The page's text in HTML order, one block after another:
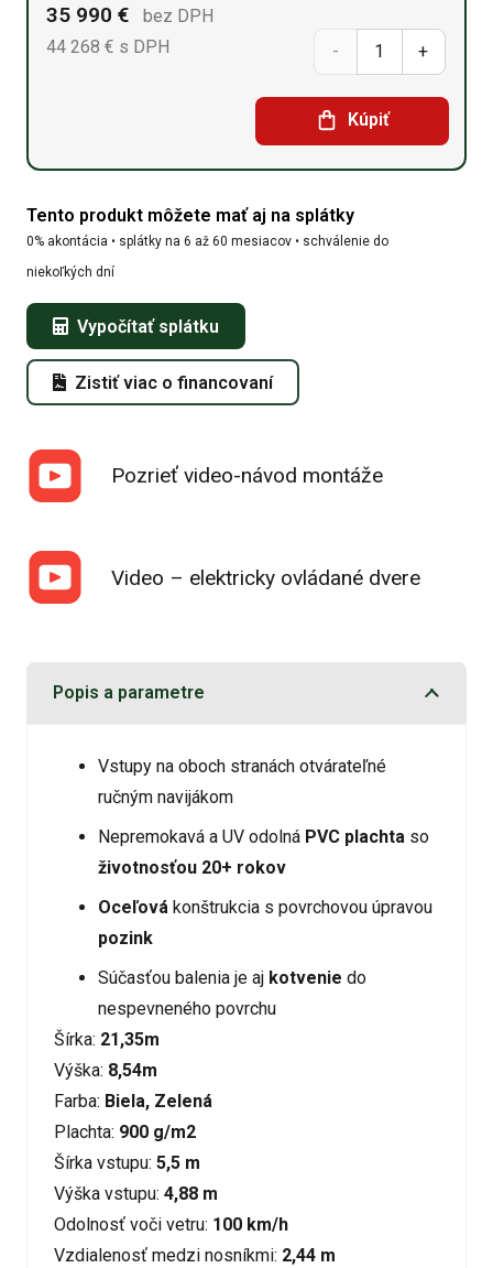
množstvo
Sedlová
hala
x
Kúpiť
35 990 €
bez DPH
44 268 € s DPH
Tento produkt môžete mať aj na splátky
0% akontácia • splátky na 6 až 60 mesiacov • schválenie do
niekoľkých dní
Vypočítať splátku
Zistiť viac o financovaní
Pozrieť video-návod montáže
Video – elektricky ovládané dvere
Popis a parametre
Vstupy na oboch stranách otvárateľné
ručným navijákom
Nepremokavá a UV odolná PVC plachta so
životnosťou 20+ rokov
Oceľová konštrukcia s povrchovou úpravou
pozink
Súčasťou balenia je aj kotvenie do
nespevneného povrchu
Šírka: 21,35m
Výška: 8,54m
Farba: Biela, Zelená
Plachta: 900 g/m2
Šírka vstupu: 5,5 m
Výška vstupu: 4,88 m
Odolnosť voči vetru: 100 km/h
Vzdialenosť medzi nosníkmi: 2,44 m